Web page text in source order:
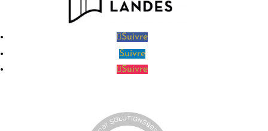
Suivre
Suivre
Suivre